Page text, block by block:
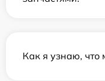
Как я узнаю, что